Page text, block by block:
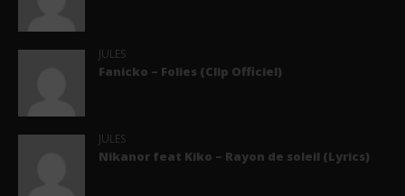
JULES
Fanicko – Folies (Clip Officiel)
JULES
Nikanor feat Kiko – Rayon de soleil (Lyrics)